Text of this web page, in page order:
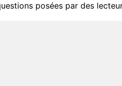
posées par des